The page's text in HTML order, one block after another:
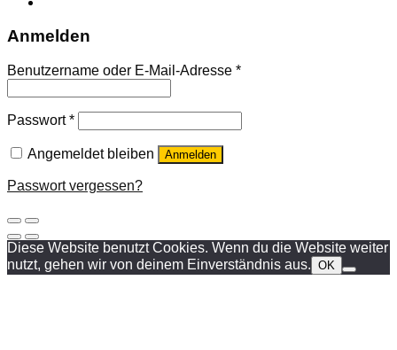
Anmelden
Benutzername oder E-Mail-Adresse *
Passwort*
Angemeldet bleiben Anmelden
Passwort vergessen?
Diese Website benutzt Cookies. Wenn du die Website weiter
nutzt, gehen wir von deinem Einverständnis aus. OK